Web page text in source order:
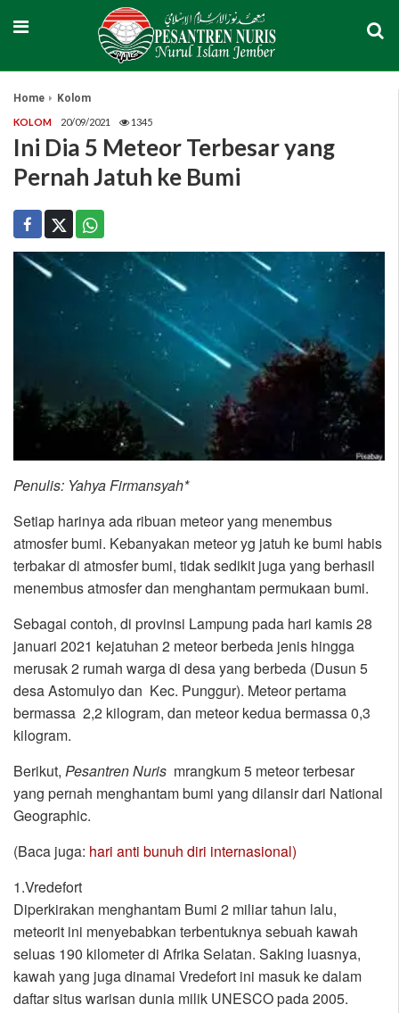
Home Kolom
KOLOM 20/09/2021 1345
Ini Dia 5 Meteor Terbesar yang
Pernah Jatuh ke Bumi
Penulis: Yahya Firmansyah*
Setiap harinya ada ribuan meteor yang menembus
atmosfer bumi. Kebanyakan meteor yg jatuh ke bumi habis
terbakar di atmosfer bumi, tidak sedikit juga yang berhasil
menembus atmosfer dan menghantam permukaan bumi.
Sebagai contoh, di provinsi Lampung pada hari kamis 28
januari 2021 kejatuhan 2 meteor berbeda jenis hingga
merusak 2 rumah warga di desa yang berbeda (Dusun 5
desa Astomulyo dan Kec. Punggur). Meteor pertama
bermassa 2,2 kilogram, dan meteor kedua bermassa 0,3
kilogram.
Berikut, Pesantren Nuris mrangkum 5 meteor terbesar
yang pernah menghantam bumi yang dilansir dari National
Geographic.
(Baca juga: hari anti bunuh diri internasional)
1.Vredefort
Diperkirakan menghantam Bumi 2 miliar tahun lalu,
meteorit ini menyebabkan terbentuknya sebuah kawah
seluas 190 kilometer di Afrika Selatan. Saking luasnya,
kawah yang juga dinamai Vredefort ini masuk ke dalam
daftar situs warisan dunia milik UNESCO pada 2005.